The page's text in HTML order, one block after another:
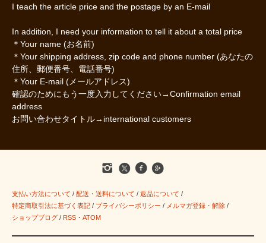
I teach the article price and the postage by an E-mail
In addition, I need your information to tell it about a total price
＊Your name (お名前)
＊Your shipping address, zip code and phone number (あなたの
住所、郵便番号、電話番号)
＊Your E-mail (メールアドレス)
確認のためにもう一度入力してください→Confirmation email
address
お問い合わせタイトル→international customers
支払い方法について / 配送・送料について / 返品について /
特定商取引法に基づく表記 / プライバシーポリシー / メルマガ登録・解除 /
ショップブログ / RSS ・ ATOM